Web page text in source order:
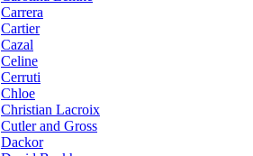
Carrera
Cartier
Cazal
Celine
Cerruti
Chloe
Christian Lacroix
Cutler and Gross
Dackor